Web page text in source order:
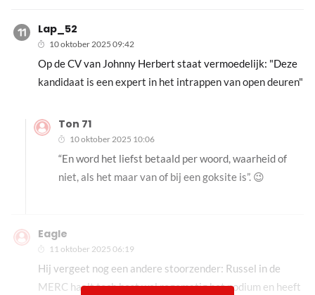
Lap_52
10 oktober 2025 09:42
Op de CV van Johnny Herbert staat vermoedelijk: "Deze
kandidaat is een expert in het intrappen van open deuren"
Ton 71
10 oktober 2025 10:06
“En word het liefst betaald per woord, waarheid of
niet, als het maar van of bij een goksite is”. 😉
Eagle
11 oktober 2025 06:19
Hij vergeet nog een andere stoorzender: Russel in de
MERC haalt toch best wel regematig het podium en heeft